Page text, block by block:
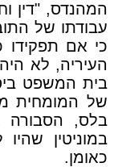
עבודתו של
כי אם תפקידו
העיריה, לא
בית המשפט
של המומחית
בלס, הסבורה
במוניטין
כאומן.